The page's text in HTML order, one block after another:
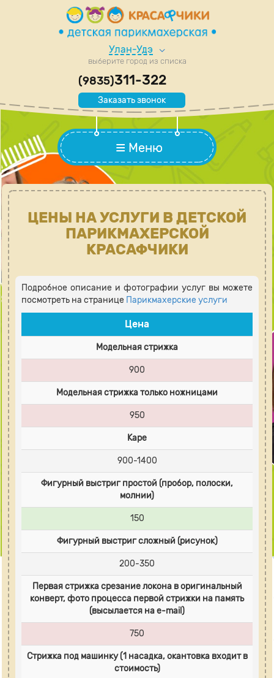
Улан-Удэ
выберите город из списка
(9835)311-322
Заказать звонок
Меню
ЦЕНЫ НА УСЛУГИ В ДЕТСКОЙ
ПАРИКМАХЕРСКОЙ
КРАСАФЧИКИ
Подробное описание и фотографии услуг вы можете
посмотреть на странице Парикмахерские услуги
Цена
Модельная стрижка
900
Модельная стрижка только ножницами
950
Каре
900-1400
Фигурный выстриг простой (пробор, полоски,
молнии)
150
Фигурный выстриг сложный (рисунок)
200-350
Первая стрижка срезание локона в оригинальный
конверт, фото процесса первой стрижки на память
(высылается на e-mail)
750
Стрижка под машинку (1 насадка, окантовка входит в
стоимость)